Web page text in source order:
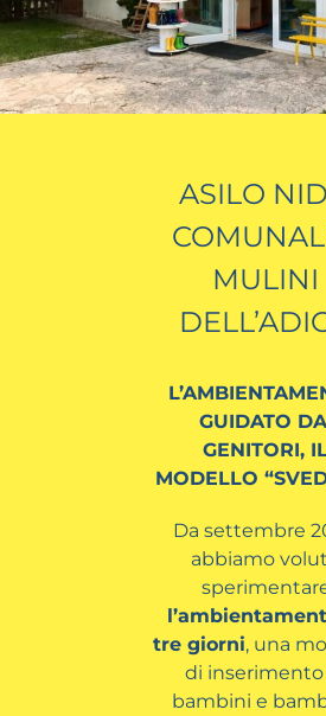
ASILO
MULINI
GUIDATO
GENITORI,
MODELLO
Da settembre
abbiamo
tre giorni, una
di inserimento
bambini e